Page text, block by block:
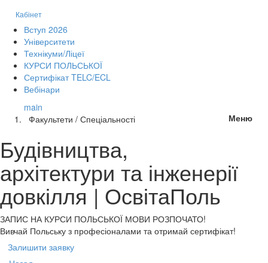
Кабінет
Вступ 2026
Університети
Технікуми/Ліцеї
КУРСИ ПОЛЬСЬКОЇ
Сертифікат TELC/ECL
Вебінари
Меню
main
Факультети / Спеціальності
Будівництва,
архітектури та інженерії
довкілля | ОсвітаПоль
ЗАПИС НА КУРСИ ПОЛЬСЬКОЇ МОВИ РОЗПОЧАТО!
Вивчай Польську з професіоналами та отримай сертифікат!
Залишити заявку